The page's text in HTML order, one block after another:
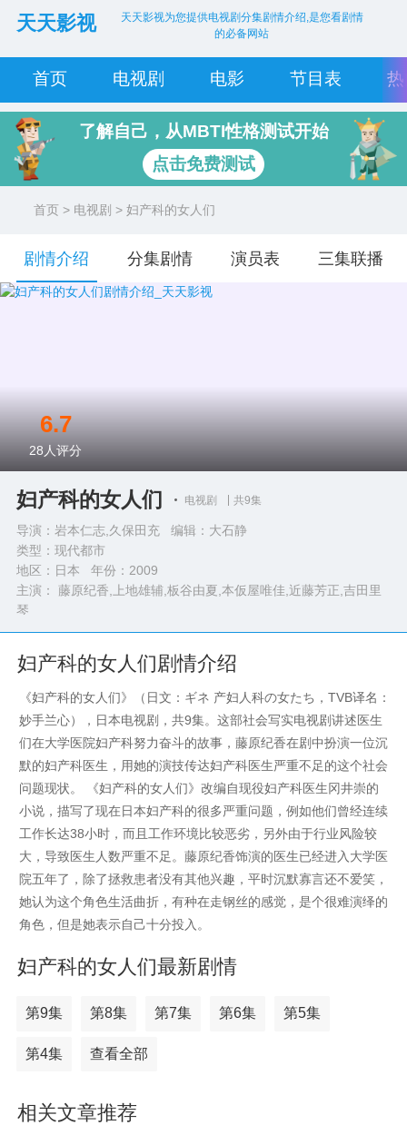
天天影视
天天影视为您提供电视剧分集剧情介绍,是您看剧情
的必备网站
首页 电视剧 电影 节目表
了解自己，从MBTI性格测试开始
点击免费测试
首页 > 电视剧 > 妇产科的女人们
剧情介绍 分集剧情 演员表 三集联播
妇产科的女人们 电视剧 共9集
导演：岩本仁志,久保田充 编辑：大石静
类型： 现代都市
地区：日本 年份： 2009
主演： 藤原纪香,上地雄辅,板谷由夏,本仮屋唯佳,近藤芳正,吉田里
琴
完整演员表>>
6.7
28 人评分
妇产科的女人们剧情介绍
《妇产科的女人们》（日文：ギネ 产妇人科の女たち，TVB译名：
妙手兰心），日本电视剧，共9集。这部社会写实电视剧讲述医生
们在大学医院妇产科努力奋斗的故事，藤原纪香在剧中扮演一位沉
默的妇产科医生，用她的演技传达妇产科医生严重不足的这个社会
问题现状。 《妇产科的女人们》改编自现役妇产科医生冈井崇的
小说，描写了现在日本妇产科的很多严重问题，例如他们曾经连续
工作长达38小时，而且工作环境比较恶劣，另外由于行业风险较
大，导致医生人数严重不足。藤原纪香饰演的医生已经进入大学医
院五年了，除了拯救患者没有其他兴趣，平时沉默寡言还不爱笑，
她认为这个角色生活曲折，有种在走钢丝的感觉，是个很难演绎的
角色，但是她表示自己十分投入。
妇产科的女人们最新剧情
第9集 第8集 第7集 第6集 第5集
第4集 查看全部
相关文章推荐